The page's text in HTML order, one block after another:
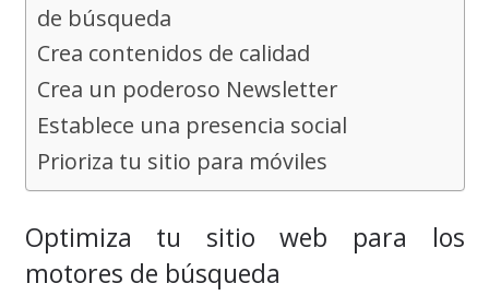
de búsqueda
Crea contenidos de calidad
Crea un poderoso Newsletter
Establece una presencia social
Prioriza tu sitio para móviles
Optimiza tu sitio web para los
motores de búsqueda